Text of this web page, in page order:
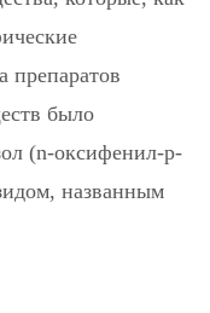
препаратов
было
(n-оксифенил-р-
названным